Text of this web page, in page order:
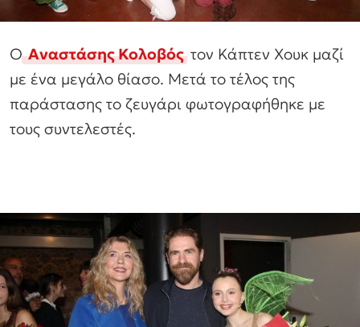
ΟΑναστάσης Κολοβόςτον Κάπτεν Χουκ μαζί
με ένα μεγάλο θίασο. Μετά το τέλος της
παράστασης το ζευγάρι φωτογραφήθηκε με
τους συντελεστές.